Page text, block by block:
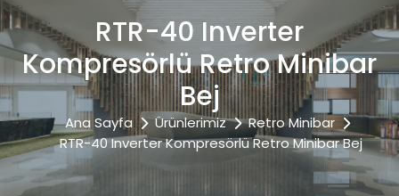
RTR-40 Inverter
Kompresörlü Retro Minibar
Bej
Ana Sayfa Ürünlerimiz
Retro Minibar
RTR-40 Inverter Kompresörlü Retro Minibar Bej